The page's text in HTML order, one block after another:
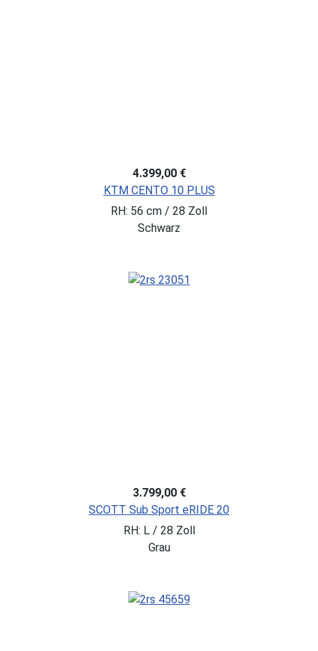
4.399,00 €
KTM CENTO 10 PLUS
RH: 56 cm / 28 Zoll
Schwarz
3.799,00 €
SCOTT Sub Sport eRIDE 20
RH: L / 28 Zoll
Grau